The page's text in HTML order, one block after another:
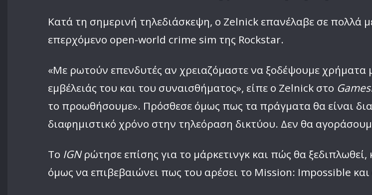
Κατά τη σημερινή τηλεδιάσκεψη, ο Zelnick επανέλαβε σε
επερχόμενο open-world crime sim της Rockstar.
«Με ρωτούν επενδυτές αν χρειαζόμαστε να ξοδέψουμε χρήματα
εμβέλειάς του και του συναισθήματος», είπε ο Zelnick στο
το προωθήσουμε». Πρόσθεσε όμως πως τα πράγματα θα είναι
διαφημιστικό χρόνο στην τηλεόραση δικτύου. Δεν θα
Το IGNρώτησε επίσης για το μάρκετινγκ και πώς θα
όμως να επιβεβαιώνει πως του αρέσει το Mission: Impossible